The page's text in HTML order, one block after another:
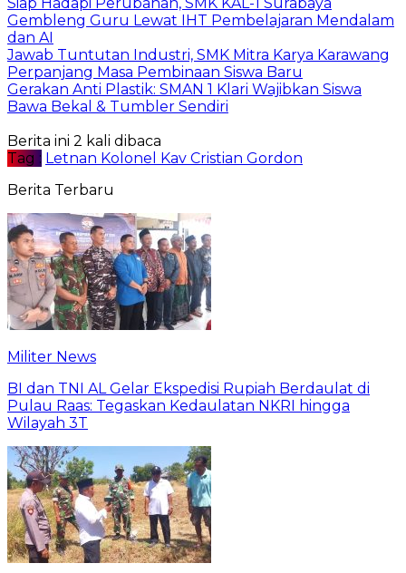
Gembleng Guru Lewat IHT Pembelajaran Mendalam
dan AI
Jawab Tuntutan Industri, SMK Mitra Karya Karawang
Perpanjang Masa Pembinaan Siswa Baru
Gerakan Anti Plastik: SMAN 1 Klari Wajibkan Siswa
Bawa Bekal & Tumbler Sendiri
Berita ini 2 kali dibaca
Tag : Letnan Kolonel Kav Cristian Gordon
Berita Terbaru
Militer News
BI dan TNI AL Gelar Ekspedisi Rupiah Berdaulat di
Pulau Raas: Tegaskan Kedaulatan NKRI hingga
Wilayah 3T